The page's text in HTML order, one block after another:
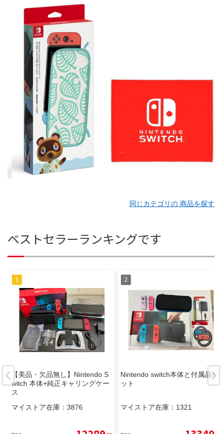
同じカテゴリの 商品を探す
ベストセラーランキングです
【美品・欠品無し】Nintendo S
witch 本体+純正キャリングケー
ス
マイストア在庫： 3876
Nintendo switch本体と付属品セ
ット
マイストア在庫： 1321